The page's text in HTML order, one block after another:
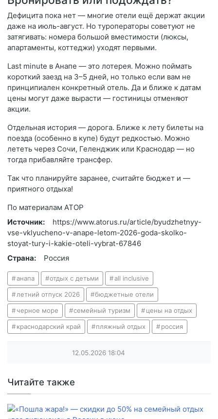
Дефицита пока нет — многие отели ещё держат акции
даже на июль-август. Но туроператоры советуют не
затягивать: номера большой вместимости (люксы,
апартаменты, коттеджи) уходят первыми.
Last minute в Анапе — это лотерея. Можно поймать
короткий заезд на 3–5 дней, но только если вам не
принципиален конкретный отель. Да и ближе к датам
цены могут даже вырасти — гостиницы отменяют
акции.
Отдельная история — дорога. Ближе к лету билеты на
поезда (особенно в купе) будут редкостью. Можно
лететь через Сочи, Геленджик или Краснодар — но
тогда прибавляйте трансфер.
Так что планируйте заранее, считайте бюджет и —
приятного отдыха!
По материалам АТОР
Источник:
https://www.atorus.ru/article/byudzhetnyy-
vse-vklyucheno-v-anape-letom-2026-goda-skolko-
stoyat-tury-i-kakie-oteli-vybrat-67846
Страна:
Россия
анапа отдых с детьми all inclusive
летний отпуск 2026 бюджетные отели
черное море семейный туризм цены на отдых
краснодарский край пляжный отдых россия
12.05.2026 18:04
Читайте также